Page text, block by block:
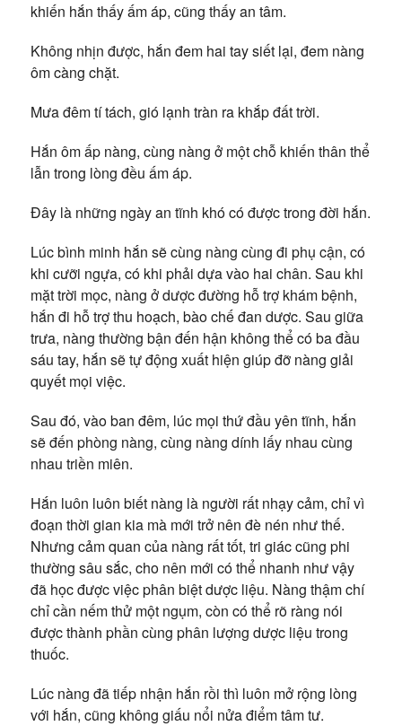
khiến hắn thấy ấm áp, cũng thấy an tâm.
Không nhịn được, hắn đem hai tay siết lại, đem nàng
ôm càng chặt.
Mưa đêm tí tách, gió lạnh tràn ra khắp đất trời.
Hắn ôm ấp nàng, cùng nàng ở một chỗ khiến thân thể
lẫn trong lòng đều ấm áp.
Đây là những ngày an tĩnh khó có được trong đời hắn.
Lúc bình minh hắn sẽ cùng nàng cùng đi phụ cận, có
khi cưỡi ngựa, có khi phải dựa vào hai chân. Sau khi
mặt trời mọc, nàng ở dược đường hỗ trợ khám bệnh,
hắn đi hỗ trợ thu hoạch, bào chế đan dược. Sau giữa
trưa, nàng thường bận đến hận không thể có ba đầu
sáu tay, hắn sẽ tự động xuất hiện giúp đỡ nàng giải
quyết mọi việc.
Sau đó, vào ban đêm, lúc mọi thứ đầu yên tĩnh, hắn
sẽ đến phòng nàng, cùng nàng dính lấy nhau cùng
nhau triền miên.
Hắn luôn luôn biết nàng là người rất nhạy cảm, chỉ vì
đoạn thời gian kia mà mới trở nên đè nén như thế.
Nhưng cảm quan của nàng rất tốt, tri giác cũng phi
thường sâu sắc, cho nên mới có thể nhanh như vậy
đã học được việc phân biệt dược liệu. Nàng thậm chí
chỉ cần nếm thử một ngụm, còn có thể rõ ràng nói
được thành phần cùng phân lượng dược liệu trong
thuốc.
Lúc nàng đã tiếp nhận hắn rồi thì luôn mở rộng lòng
với hắn, cũng không giấu nổi nửa điểm tâm tư.